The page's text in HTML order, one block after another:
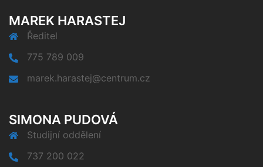
MAREK HARASTEJ
Ředitel
775 789 009
marek.harastej@centrum.cz
SIMONA PUDOVÁ
Studijní oddělení
737 200 022